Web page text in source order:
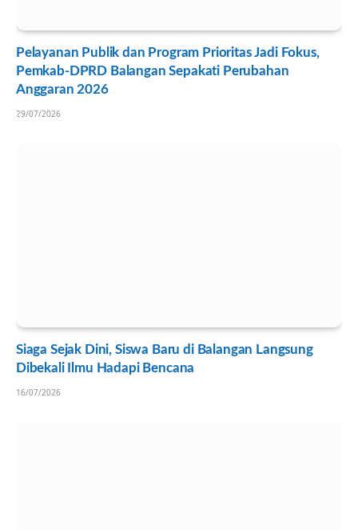
Pelayanan Publik dan Program Prioritas Jadi Fokus,
Pemkab-DPRD Balangan Sepakati Perubahan
Anggaran 2026
29/07/2026
Siaga Sejak Dini, Siswa Baru di Balangan Langsung
Dibekali Ilmu Hadapi Bencana
16/07/2026